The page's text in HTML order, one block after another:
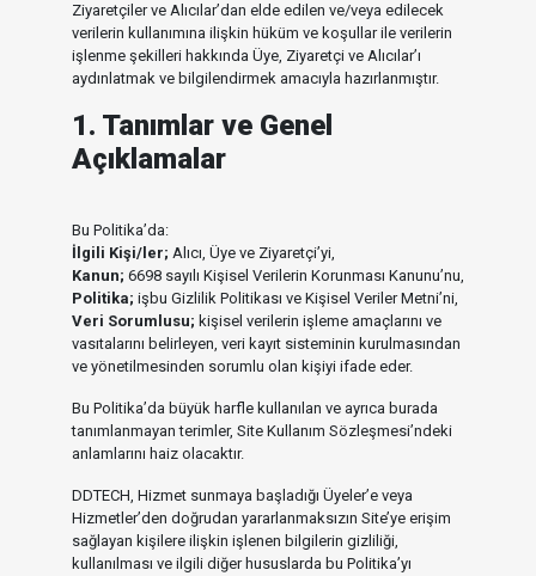
Ziyaretçiler ve Alıcılar’dan elde edilen ve/veya edilecek
verilerin kullanımına ilişkin hüküm ve koşullar ile verilerin
işlenme şekilleri hakkında Üye, Ziyaretçi ve Alıcılar’ı
aydınlatmak ve bilgilendirmek amacıyla hazırlanmıştır.
1. Tanımlar ve Genel
Açıklamalar
Bu Politika’da:
İlgili Kişi/ler; Alıcı, Üye ve Ziyaretçi’yi,
Kanun; 6698 sayılı Kişisel Verilerin Korunması Kanunu’nu,
Politika; işbu Gizlilik Politikası ve Kişisel Veriler Metni’ni,
Veri Sorumlusu; kişisel verilerin işleme amaçlarını ve
vasıtalarını belirleyen, veri kayıt sisteminin kurulmasından
ve yönetilmesinden sorumlu olan kişiyi ifade eder.
Bu Politika’da büyük harfle kullanılan ve ayrıca burada
tanımlanmayan terimler, Site Kullanım Sözleşmesi’ndeki
anlamlarını haiz olacaktır.
DDTECH, Hizmet sunmaya başladığı Üyeler’e veya
Hizmetler’den doğrudan yararlanmaksızın Site’ye erişim
sağlayan kişilere ilişkin işlenen bilgilerin gizliliği,
kullanılması ve ilgili diğer hususlarda bu Politika’yı